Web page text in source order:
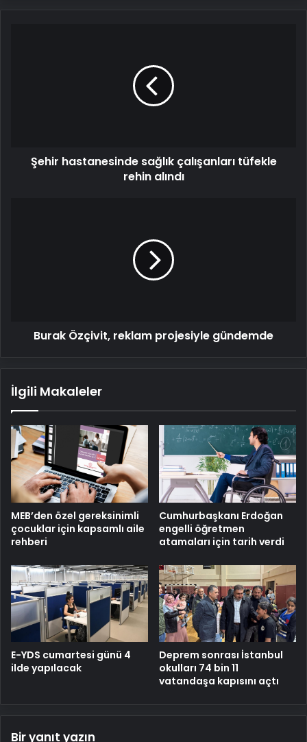
Şehir hastanesinde sağlık çalışanları tüfekle
rehin alındı
Burak Özçivit, reklam projesiyle gündemde
İlgili Makaleler
MEB’den özel gereksinimli
çocuklar için kapsamlı aile
rehberi
Cumhurbaşkanı Erdoğan
engelli öğretmen
atamaları için tarih verdi
E-YDS cumartesi günü 4
ilde yapılacak
Deprem sonrası İstanbul
okulları 74 bin 11
vatandaşa kapısını açtı
Bir yanıt yazın